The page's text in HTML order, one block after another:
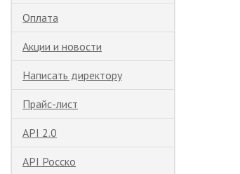
Оплата
Акции и новости
Написать директору
Прайс-лист
API 2.0
API Росско